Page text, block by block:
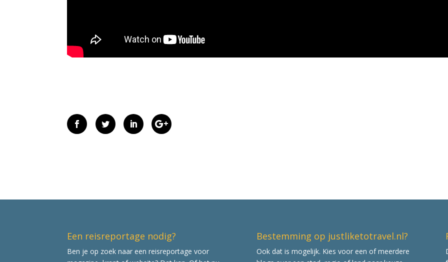
Een reisreportage nodig?
Ben je op zoek naar een reisreportage voor
Bestemming op justliketotravel.nl?
Ook dat is mogelijk. Kies voor een of meerdere